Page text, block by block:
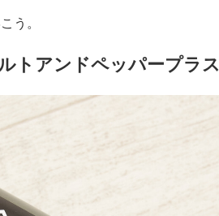
う。
ルトアンドペッパープラス